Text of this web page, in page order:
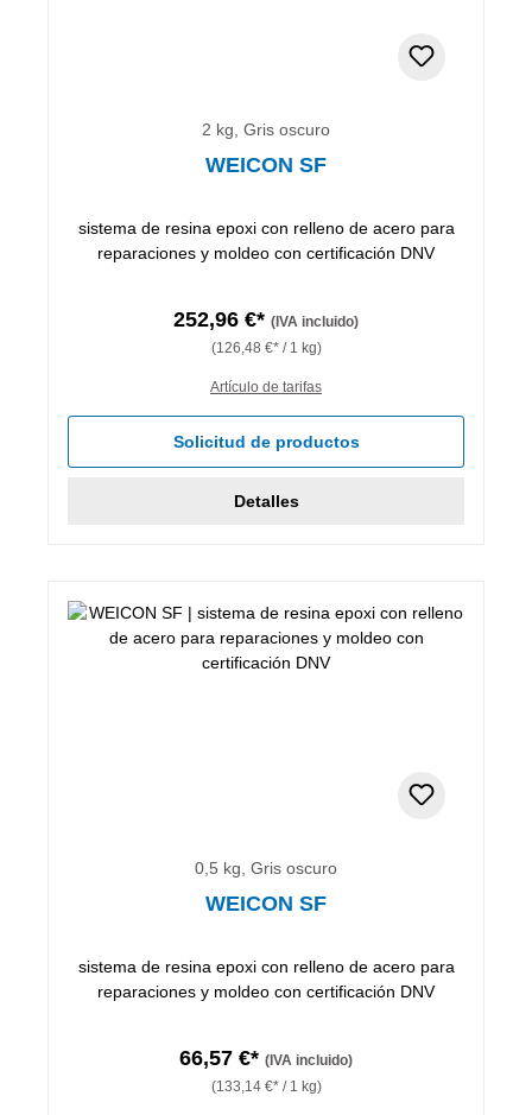
2 kg, Gris oscuro
WEICON SF
sistema de resina epoxi con relleno de acero para
reparaciones y moldeo con certificación DNV
252,96 €* (IVA incluido)
(126,48 €* / 1 kg)
Artículo de tarifas
Solicitud de productos
Detalles
0,5 kg, Gris oscuro
WEICON SF
sistema de resina epoxi con relleno de acero para
reparaciones y moldeo con certificación DNV
66,57 €* (IVA incluido)
(133,14 €* / 1 kg)